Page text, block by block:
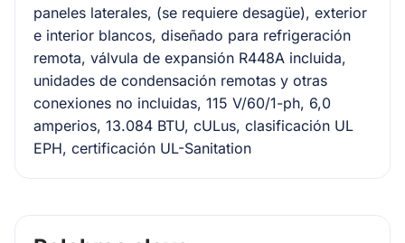
paneles laterales, (se requiere desagüe), exterior
e interior blancos, diseñado para refrigeración
remota, válvula de expansión R448A incluida,
unidades de condensación remotas y otras
conexiones no incluidas, 115 V/60/1-ph, 6,0
amperios, 13.084 BTU, cULus, clasificación UL
EPH, certificación UL-Sanitation